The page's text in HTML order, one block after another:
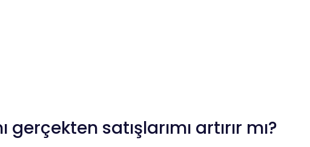
satışlarımı artırır mı?